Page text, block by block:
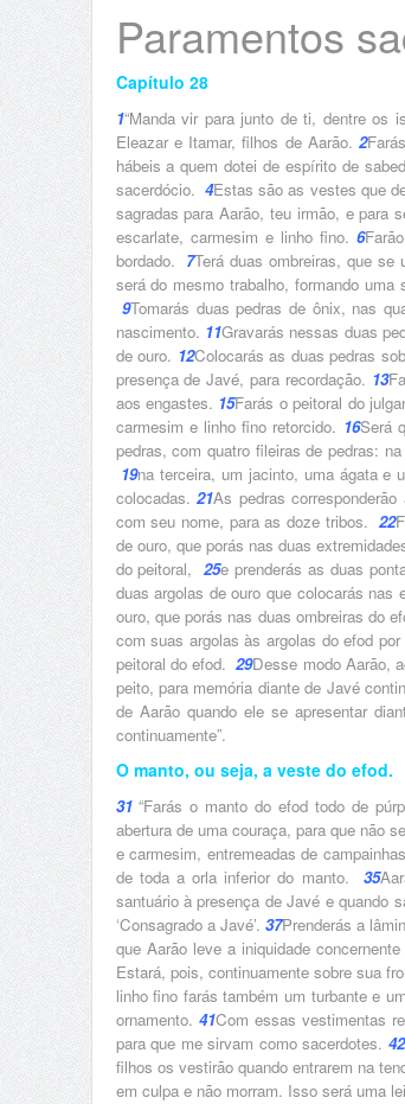
Paramentos
Capítulo 28
1“Manda vir para junto de ti, dentre os
Eleazar e Itamar, filhos de Aarão.2
hábeis a quem dotei de espírito de
sacerdócio. 4Estas são as vestes que
sagradas para Aarão, teu irmão, e
escarlate, carmesim e linho fino. 6
bordado. 7Terá duas ombreiras, que
será do mesmo trabalho, formando
9Tomarás duas pedras de ônix, nas
nascimento. 11Gravarás nessas duas
de ouro. 12Colocarás as duas pedras
presença de Javé, para recordação. 13
aos engastes. 15Farás o peitoral do
carmesim e linho fino retorcido. 16Será
pedras, com quatro fileiras de pedras:
19na terceira, um jacinto, uma ágata e
colocadas.21As pedras
com seu nome, para as doze tribos. 22
de ouro, que porás nas duas
do peitoral, 25e prenderás as duas
duas argolas de ouro que colocarás
ouro, que porás nas duas ombreiras do
com suas argolas às argolas do efod
peitoral do efod.29Desse modo Aarão,
peito, para memória diante de Javé
de Aarão quando ele se apresentar
continuamente”.
O manto, ou seja, a veste do efod.
31“Farás o manto do efod todo de
abertura de uma couraça, para que não
e carmesim, entremeadas de
de toda a orla inferior do manto.35
santuário à presença de Javé e quando
‘Consagrado a Javé’. 37Prenderás a
que Aarão leve a iniquidade
Estará, pois, continuamente sobre sua
linho fino farás também um turbante e
ornamento. 41Com essas vestimentas
para que me sirvam como sacerdotes. 42
filhos os vestirão quando entrarem na
em culpa e não morram. Isso será uma